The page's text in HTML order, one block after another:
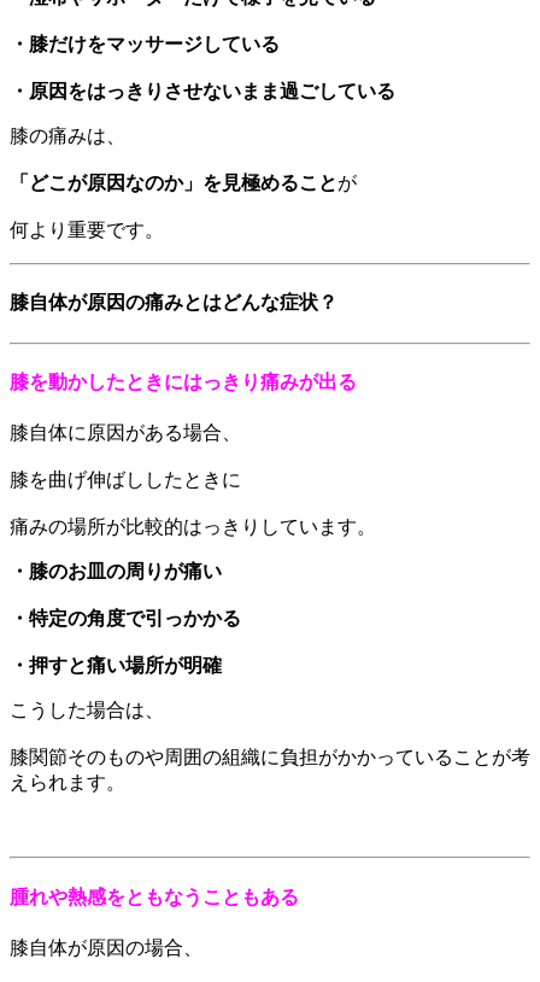
・膝だけをマッサージしている
・原因をはっきりさせないまま過ごしている
膝の痛みは、
「どこが原因なのか」を見極めることが
何より重要です。
膝自体が原因の痛みとはどんな症状？
膝を動かしたときにはっきり痛みが出る
膝自体に原因がある場合、
膝を曲げ伸ばししたときに
痛みの場所が比較的はっきりしています。
・膝のお皿の周りが痛い
・特定の角度で引っかかる
・押すと痛い場所が明確
こうした場合は、
膝関節そのものや周囲の組織に負担がかかっていることが考
えられます。
腫れや熱感をともなうこともある
膝自体が原因の場合、